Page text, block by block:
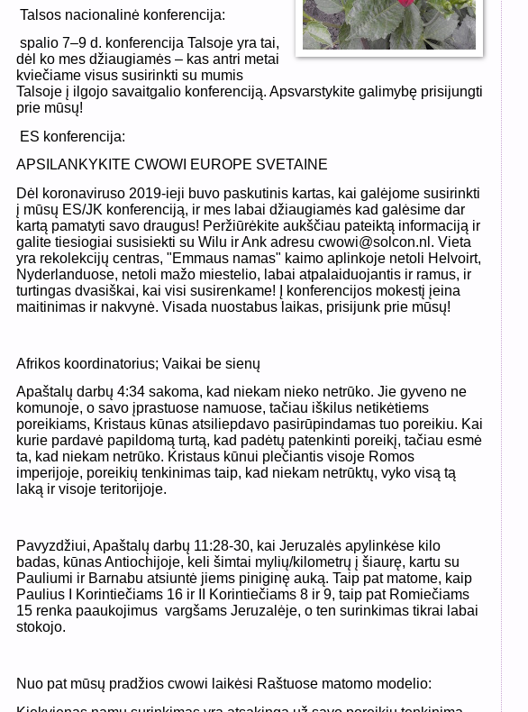
Talsos nacionalinė konferencija:
spalio 7–9 d. konferencija Talsoje yra tai,
dėl ko mes džiaugiamės – kas antri metai
kviečiame visus susirinkti su mumis
Talsoje į ilgojo savaitgalio konferenciją. Apsvarstykite galimybę prisijungti
prie mūsų!
ES konferencija:
APSILANKYKITE CWOWI EUROPE SVETAINE
Dėl koronaviruso 2019-ieji buvo paskutinis kartas, kai galėjome susirinkti
į mūsų ES/JK konferenciją, ir mes labai džiaugiamės kad galėsime dar
kartą pamatyti savo draugus! Peržiūrėkite aukščiau pateiktą informaciją ir
galite tiesiogiai susisiekti su Wilu ir Ank adresu cwowi@solcon.nl. Vieta
yra rekolekcijų centras, "Emmaus namas" kaimo aplinkoje netoli Helvoirt,
Nyderlanduose, netoli mažo miestelio, labai atpalaiduojantis ir ramus, ir
turtingas dvasiškai, kai visi susirenkame! Į konferencijos mokestį įeina
maitinimas ir nakvynė. Visada nuostabus laikas, prisijunk prie mūsų!
Afrikos koordinatorius; Vaikai be sienų
Apaštalų darbų 4:34 sakoma, kad niekam nieko netrūko. Jie gyveno ne
komunoje, o savo įprastuose namuose, tačiau iškilus netikėtiems
poreikiams, Kristaus kūnas atsiliepdavo pasirūpindamas tuo poreikiu. Kai
kurie pardavė papildomą turtą, kad padėtų patenkinti poreikį, tačiau esmė
ta, kad niekam netrūko. Kristaus kūnui plečiantis visoje Romos
imperijoje, poreikių tenkinimas taip, kad niekam netrūktų, vyko visą tą
laką ir visoje teritorijoje.
Pavyzdžiui, Apaštalų darbų 11:28-30, kai Jeruzalės apylinkėse kilo
badas, kūnas Antiochijoje, keli šimtai mylių/kilometrų į šiaurę, kartu su
Pauliumi ir Barnabu atsiuntė jiems piniginę auką. Taip pat matome, kaip
Paulius I Korintiečiams 16 ir II Korintiečiams 8 ir 9, taip pat Romiečiams
15 renka paaukojimus vargšams Jeruzalėje, o ten surinkimas tikrai labai
stokojo.
Nuo pat mūsų pradžios cwowi laikėsi Raštuose matomo modelio: